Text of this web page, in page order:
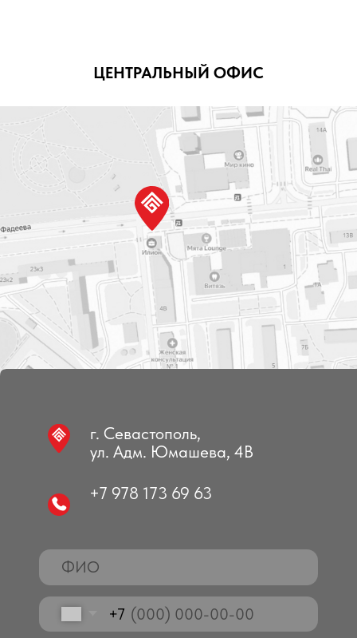
ЦЕНТРАЛЬНЫЙ ОФИС
Нажмите и узнайте больше о группе компаний Илион
ОСТАВИТЬ ЗАЯВКУ
Не является публичной офертой